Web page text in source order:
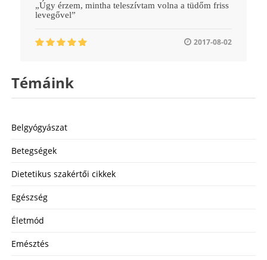
„Úgy érzem, mintha teleszívtam volna a tüdőm friss
levegővel”
2017-08-02
Témáink
Belgyógyászat
Betegségek
Dietetikus szakértői cikkek
Egészség
Életmód
Emésztés